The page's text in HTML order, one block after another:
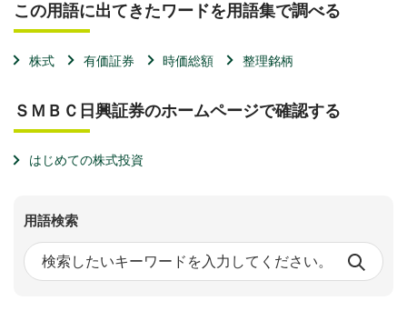
この用語に出てきたワードを用語集で調べる
株式 有価証券 時価総額 整理銘柄
ＳＭＢＣ日興証券のホームページで確認する
はじめての株式投資
用語検索